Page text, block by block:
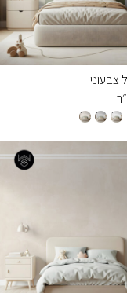
Add